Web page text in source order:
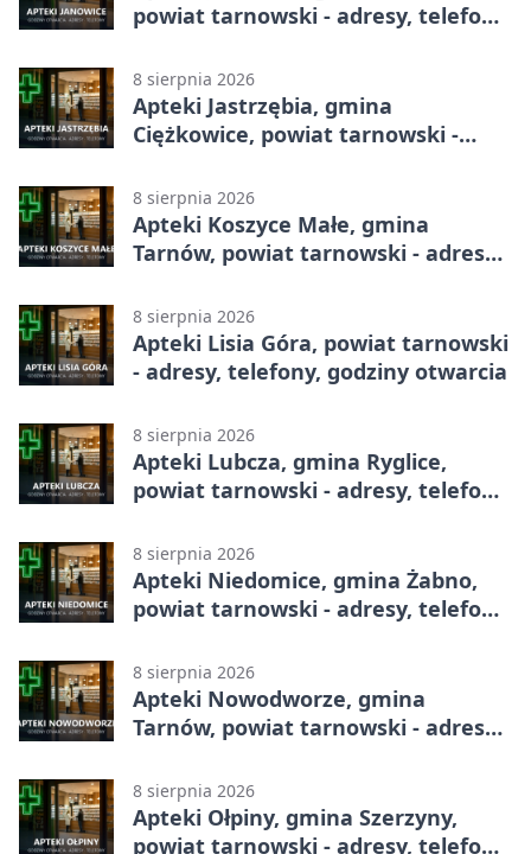
powiat tarnowski - adresy, telefony,
8 sierpnia 2026
Apteki Jastrzębia, gmina
Ciężkowice, powiat tarnowski -
8 sierpnia 2026
Apteki Koszyce Małe, gmina
Tarnów, powiat tarnowski - adresy,
8 sierpnia 2026
Apteki Lisia Góra, powiat tarnowski
- adresy, telefony, godziny otwarcia
8 sierpnia 2026
Apteki Lubcza, gmina Ryglice,
powiat tarnowski - adresy, telefony,
8 sierpnia 2026
Apteki Niedomice, gmina Żabno,
powiat tarnowski - adresy, telefony,
8 sierpnia 2026
Apteki Nowodworze, gmina
Tarnów, powiat tarnowski - adresy,
8 sierpnia 2026
Apteki Ołpiny, gmina Szerzyny,
powiat tarnowski - adresy, telefony,